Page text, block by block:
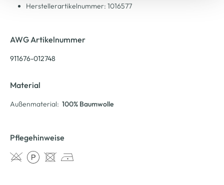
Herstellerartikelnummer: 1016577
AWG Artikelnummer
911676-012748
Material
Außenmaterial: 100% Baumwolle
Pflegehinweise